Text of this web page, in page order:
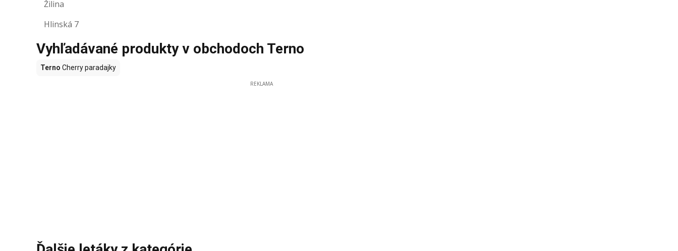
Žilina
Hlinská 7
Vyhľadávané produkty v obchodoch Terno
Terno Cherry paradajky
REKLAMA